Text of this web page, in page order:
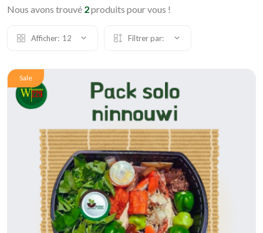
Nous avons trouvé 2produits pour vous !
Afficher: 12 Filtrer par:
Sale